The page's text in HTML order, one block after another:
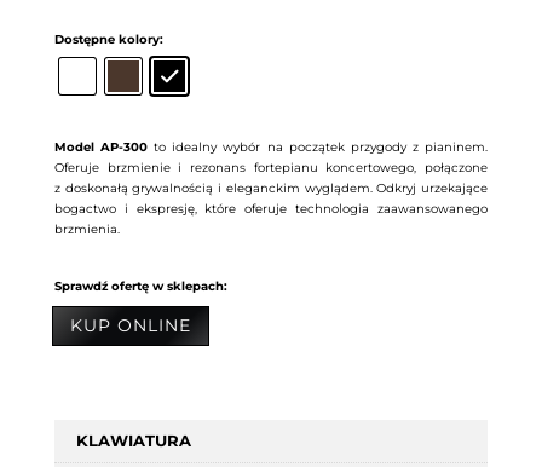
Dostępne kolory:
Model AP-300to idealny wybór na początek przygody z pianinem.
Oferuje brzmienie i rezonans fortepianu koncertowego, połączone
z doskonałą grywalnością i eleganckim wyglądem. Odkryj urzekające
bogactwo i ekspresję, które oferuje technologia zaawansowanego
brzmienia.
Sprawdź ofertę w sklepach:
KUP ONLINE
KLAWIATURA